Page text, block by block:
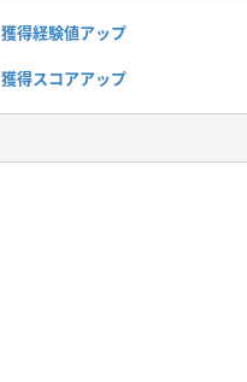
獲得経験値アップ
獲得スコアアップ